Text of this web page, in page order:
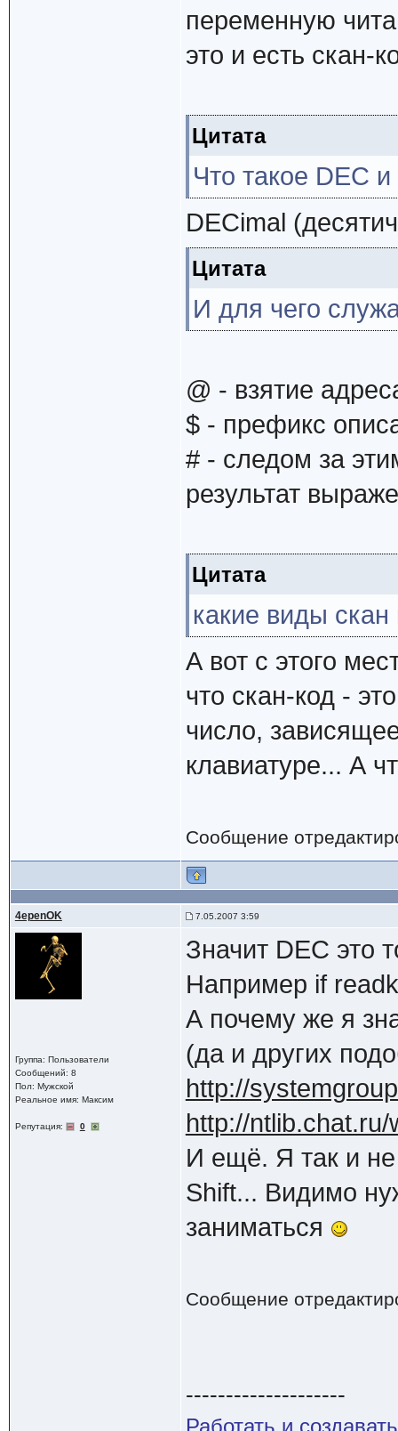
переменную
это и есть скан-
Цитата
Что такое DEC
DECimal
Цитата
И для чего
@ - взятие
$ - префикс
# - следом за
результат
Цитата
какие виды скан
А вот с этого
что скан-код -
число,
клавиатуре... А
Сообщение
4epenOK 7.05.2007 3:59
Группа: Пользователи
Сообщений: 8
Пол: Мужской
Реальное имя: Максим
Репутация: 0
Значит DEC это
Например if
А почему же я
(да и других
http://
http://
И ещё. Я так и
Shift... Видимо
заниматься
Сообщение
--------------------
Работать и